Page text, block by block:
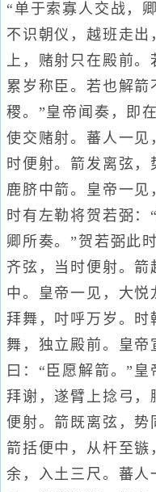
“单于索寡人交战，
不识朝仪，越班走出
上，赌射只在殿前。
累岁称臣。若也解
稷。”皇帝闻奏，即
使交赌射。蕃人一见
时便射。箭发离弦，
鹿脐中箭。皇帝一见
时有左勒将贺若弼：
卿所奏。”贺若弼此
齐弦，当时便射。箭
中。皇帝一见，大悦
拜舞，吋呼万岁。时
舞，独立殿前。皇帝
曰：“臣愿解箭。”
拜谢，遂臂上捻弓，
便射。箭既离弦，势
箭括便中，从杆至镞
余，入土三尺。蕃人